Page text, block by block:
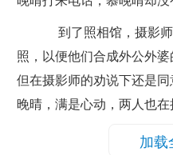
到了照相馆，摄影师
照，以便他们合成外公外
但在摄影师的劝说下还是
晚晴，满是心动，两人也在
加载